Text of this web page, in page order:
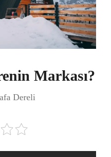
Markası?
Dereli